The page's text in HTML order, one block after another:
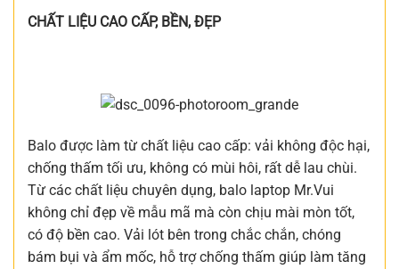
CHẤT LIỆU CAO CẤP, BỀN, ĐẸP
Balo được làm từ chất liệu cao cấp: vải không độc hại,
chống thấm tối ưu, không có mùi hôi, rất dễ lau chùi.
Từ các chất liệu chuyên dụng, balo laptop Mr.Vui
không chỉ đẹp về mẫu mã mà còn chịu mài mòn tốt,
có độ bền cao. Vải lót bên trong chắc chắn, chóng
bám bụi và ẩm mốc, hỗ trợ chống thấm giúp làm tăng